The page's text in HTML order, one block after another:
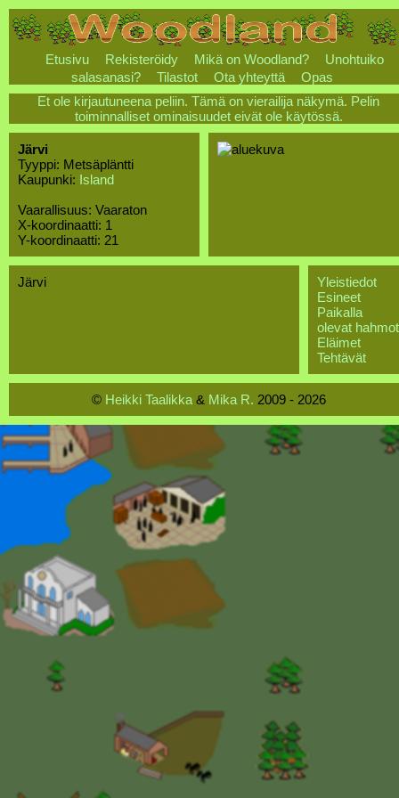
Etusivu Rekisteröidy Mikä on Woodland?
Unohtuiko
salasanasi?
Tilastot Ota yhteyttä
Opas
Et ole kirjautuneena peliin. Tämä on vierailija näkymä. Pelin
toiminnalliset ominaisuudet eivät ole käytössä.
Järvi
Tyyppi: Metsäpläntti
Kaupunki: Island
Vaarallisuus: Vaaraton
X-koordinaatti: 1
Y-koordinaatti: 21
Järvi
Yleistiedot
Esineet
Paikalla
olevat hahmot
Eläimet
Tehtävät
© Heikki Taalikka& Mika R. 2009 - 2026